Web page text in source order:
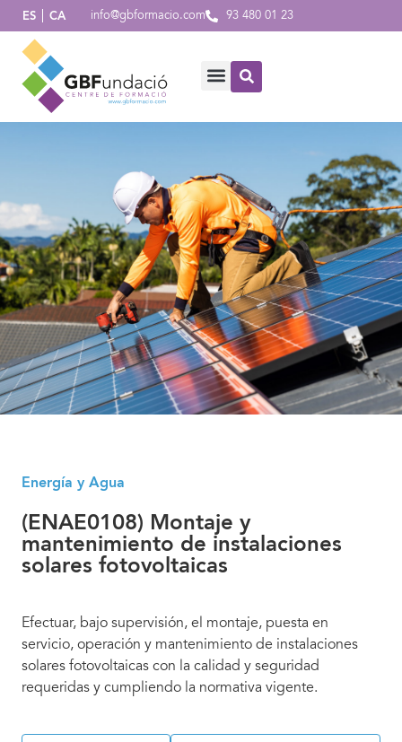
ES CA info@gbformacio.com 93 480 01 23
Energía y Agua
(ENAE0108) Montaje y
mantenimiento de instalaciones
solares fotovoltaicas
Efectuar, bajo supervisión, el montaje, puesta en
servicio, operación y mantenimiento de instalaciones
solares fotovoltaicas con la calidad y seguridad
requeridas y cumpliendo la normativa vigente.